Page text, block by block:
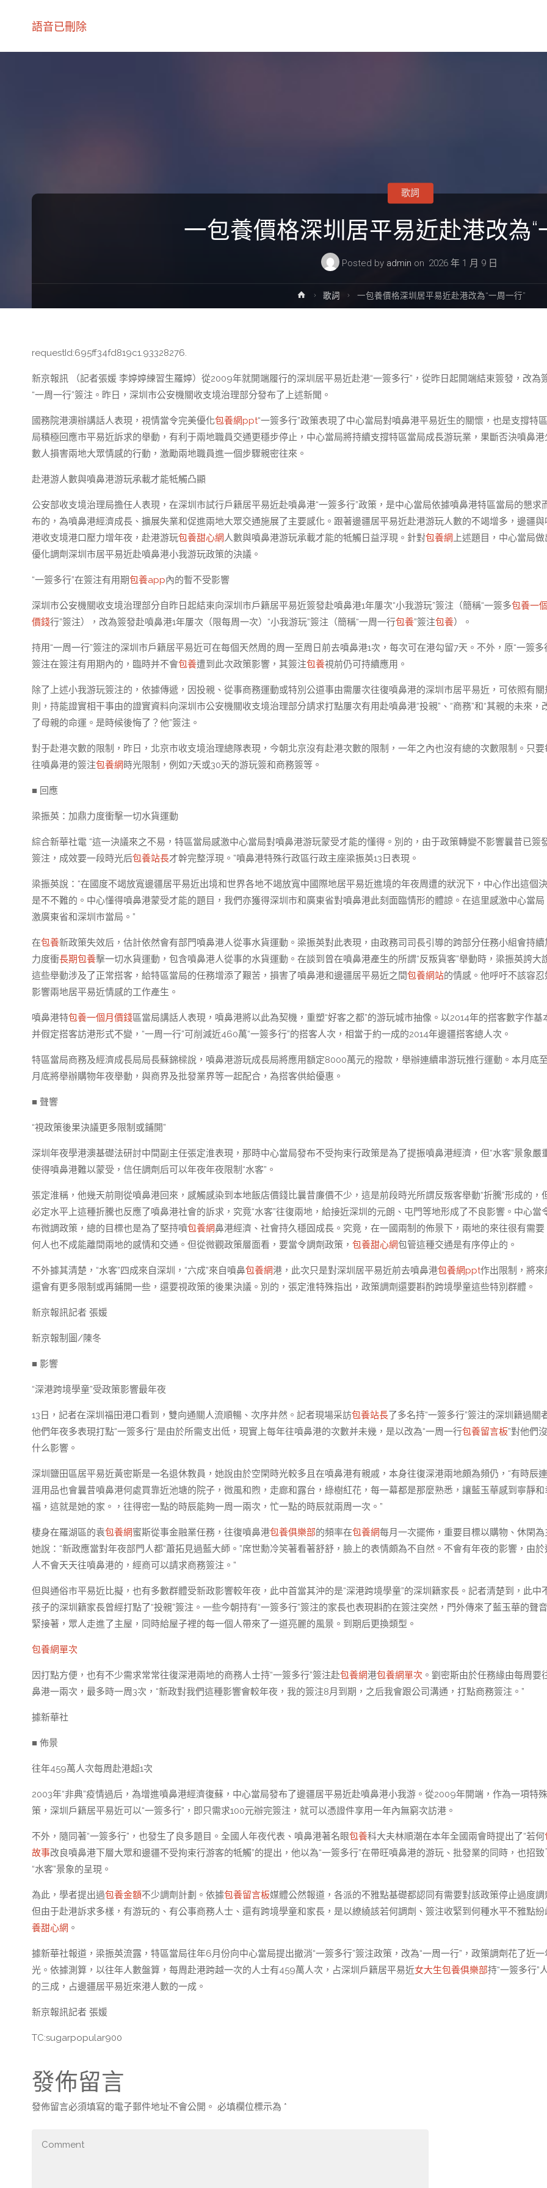
語音已刪除
一包養價格深圳居平易近赴港改為“
Posted by admin on 2026 年 1 月 9 日
歌詞
Home歌詞 一包養價格深圳居平易近赴港改為“一周一行”
requestId:695ff34fd819c1.93328276.
新京報訊 （記者張媛 李婷婷練習生羅婷）從2009年就開端履行的深圳居平易近赴港“一簽多行”，從昨日起開端結束簽發，改為
“一周一行”簽注。昨日，深圳市公安機關收支境治理部分發布了上述新聞。
國務院港澳辦講話人表現，視情當令完美優化包養網ppt“一簽多行”政策表現了中心當局對噴鼻港平易近生的關懷，也是支撐特
局積極回應市平易近訴求的舉動，有利于兩地職員交通更穩步停止，中心當局將持續支撐特區當局成長游玩業，果斷否決噴鼻港
數人損害兩地大眾情感的行動，激勵兩地職員進一個步驟親密往來。
赴港游人數與噴鼻港游玩承載才能牴觸凸顯
公安部收支境治理局擔任人表現，在深圳市試行戶籍居平易近赴噴鼻港“一簽多行”政策，是中心當局依據噴鼻港特區當局的懇求
布的，為噴鼻港經濟成長、擴展失業和促進兩地大眾交通施展了主要感化。跟著邊疆居平易近赴港游玩人數的不竭增多，邊疆與
港收支境港口壓力增年夜，赴港游玩包養甜心網人數與噴鼻港游玩承載才能的牴觸日益浮現。針對包養網 上述題目，中心當局做
優化調劑深圳市居平易近赴噴鼻港小我游玩政策的決議。
“一簽多行”在簽注有用期包養app內的暫不受影響
深圳市公安機關收支境治理部分自昨日起結束向深圳市戶籍居平易近簽發赴噴鼻港1年屢次“小我游玩”簽注（簡稱“一簽多包養一
價錢行”簽注），改為簽發赴噴鼻港1年屢次（限每周一次）“小我游玩”簽注（簡稱“一周一行包養”簽注包養）。
持用“一周一行”簽注的深圳市戶籍居平易近可在每個天然周的周一至周日前去噴鼻港1次，每次可在港勾留7天。不外，原“一簽多
簽注在簽注有用期內的，臨時并不會包養遭到此次政策影響，其簽注包養視前仍可持續應用。
除了上述小我游玩簽注的，依據傳遞，因投親、從事商務運動或特別公道事由需屢次往復噴鼻港的深圳市居平易近，可依照有關
則，持能證實相干事由的證實資料向深圳市公安機關收支境治理部分請求打點屢次有用赴噴鼻港“投親”、“商務”和“其親的未來，
了母親的命運。是時候後悔了？他”簽注。
對于赴港次數的限制，昨日，北京市收支境治理總隊表現，今朝北京沒有赴港次數的限制，一年之內也沒有總的次數限制。只要
往噴鼻港的簽注包養網 時光限制，例如7天或30天的游玩簽和商務簽等。
■ 回應
梁振英：加鼎力度衝擊一切水貨運動
綜合新華社電 “這一決議來之不易，特區當局感激中心當局對噴鼻港游玩蒙受才能的懂得。別的，由于政策轉變不影響曩昔已簽
簽注，成效要一段時光后包養站長才幹完整浮現。”噴鼻港特殊行政區行政主座梁振英13日表現。
梁振英說：“在國度不竭放寬邊疆居平易近出境和世界各地不竭放寬中國際地居平易近進境的年夜周遭的狀況下，中心作出這個
是不不難的。中心懂得噴鼻港蒙受才能的題目，我們亦獲得深圳市和廣東省對噴鼻港此刻面臨情形的體諒。在這里感激中心當局
激廣東省和深圳市當局。”
在包養新政策失效后，估計依然會有部門噴鼻港人從事水貨運動。梁振英對此表現，由政務司司長引導的跨部分任務小組會持續
力度衝長期包養擊一切水貨運動，包含噴鼻港人從事的水貨運動。在談到曾在噴鼻港產生的所謂“反叛貨客”舉動時，梁振英誇大
這些舉動涉及了正常搭客，給特區當局的任務增添了艱苦，損害了噴鼻港和邊疆居平易近之間包養網站的情感。他呼吁不該容忍
影響兩地居平易近情感的工作產生。
噴鼻港特包養一個月價錢區當局講話人表現，噴鼻港將以此為契機，重塑“好客之都”的游玩城市抽像。以2014年的搭客數字作基
并假定搭客訪港形式不變，“一周一行”可削減近460萬“一簽多行”的搭客人次，相當于約一成的2014年邊疆搭客總人次。
特區當局商務及經濟成長局局長蘇錦樑說，噴鼻港游玩成長局將應用額定8000萬元的撥款，舉辦連續串游玩推行運動。本月底
月底將舉辦購物年夜舉動，與商界及批發業界等一起配合，為搭客供給優惠。
■ 聲響
“視政策後果決議更多限制或鋪開”
深圳年夜學港澳基礎法研討中間副主任張定淮表現，那時中心當局發布不受拘束行政策是為了提振噴鼻港經濟，但“水客”景象嚴
使得噴鼻港難以蒙受，信任調劑后可以年夜年夜限制“水客”。
張定淮稱，他幾天前剛從噴鼻港回來，感觸感染到本地飯店價錢比曩昔廉價不少，這是前段時光所謂反叛客舉動“折騰”形成的，
必定水平上這種折騰也反應了噴鼻港社會的訴求，究竟“水客”往復兩地，給接近深圳的元朗、屯門等地形成了不良影響。中心當
布微調政策，總的目標也是為了堅持噴包養網鼻港經濟、社會持久穩固成長。究竟，在一國兩制的佈景下，兩地的來往很有需要
何人也不成能離間兩地的感情和交通。但從微觀政策層面看，要當令調劑政策， 包養甜心網包管這種交通是有序停止的。
不外據其清楚，“水客”四成來自深圳，“六成”來自噴鼻包養網港，此次只是對深圳居平易近前去噴鼻港包養網ppt作出限制，將來
還會有更多限制或再鋪開一些，還要視政策的後果決議。別的，張定淮特殊指出，政策調劑還要斟酌跨境學童這些特別群體。
新京報訊記者 張媛
新京報制圖/陳冬
■ 影響
“深港跨境學童”受政策影響最年夜
13日，記者在深圳福田港口看到，雙向通關人流順暢、次序井然。記者現場采訪包養站長了多名持“一簽多行”簽注的深圳籍過關
他們年夜多表現打點“一簽多行”是由於所需支出低，現實上每年往噴鼻港的次數并未幾，是以改為“一周一行包養留言板”對他們
什么影響。
深圳鹽田區居平易近黃密斯是一名退休教員，她說由於空閑時光較多且在噴鼻港有親戚，本身往復深港兩地頗為頻仍，“有時辰
涯用品也會曩昔噴鼻港何處買靠近池塘的院子，微風和煦，走廊和露台，綠樹紅花，每一幕都是那麼熟悉，讓藍玉華感到寧靜和
福，這就是她的家。，往得密一點的時辰能夠一周一兩次，忙一點的時辰就兩周一次。”
棲身在羅湖區的袁包養網蜜斯從事金融業任務，往復噴鼻港包養俱樂部的頻率在包養網每月一次擺佈，重要目標以購物、休閑為
她說：“新政應當對年夜部門人都“蕭拓見過藍大師。”席世勳冷笑著看著舒舒，臉上的表情頗為不自然。不會有年夜的影響，由於
人不會天天往噴鼻港的，經商可以請求商務簽注。”
但與通俗市平易近比擬，也有多數群體受新政影響較年夜，此中首當其沖的是“深港跨境學童”的深圳籍家長。記者清楚到，此中
孩子的深圳籍家長曾經打點了“投親”簽注。一些今朝持有“一簽多行”簽注的家長也表現斟酌在簽注突然，門外傳來了藍玉華的聲音
緊接著，眾人走進了主屋，同時給屋子裡的每一個人帶來了一道亮麗的風景。到期后更換類型。
包養網單次
因打點方便，也有不少需求常常往復深港兩地的商務人士持“一簽多行”簽注赴包養網港包養網單次 。劉密斯由於任務緣由每周要
鼻港一兩次，最多時一周3次，“新政對我們這種影響會較年夜，我的簽注8月到期，之后我會跟公司溝通，打點商務簽注。”
據新華社
■ 佈景
往年459萬人次每周赴港超1次
2003年“非典”疫情過后，為增進噴鼻港經濟復蘇，中心當局發布了邊疆居平易近赴噴鼻港小我游。從2009年開端，作為一項特
策，深圳戶籍居平易近可以“一簽多行”，即只需求100元辦完簽注，就可以憑證件享用一年內無窮次訪港。
不外，隨同著“一簽多行”，也發生了良多題目。全國人年夜代表、噴鼻港著名眼包養科大夫林順潮在本年全國兩會時提出了“若何
故事改良噴鼻港下層大眾和邊疆不受拘束行游客的牴觸”的提出，他以為“一簽多行”在帶旺噴鼻港的游玩、批發業的同時，也招致
“水客”景象的呈現。
為此，學者提出過包養金額不少調劑計劃。依據包養留言板媒體公然報道，各派的不雅點基礎都認同有需要對該政策停止過度調
但由于赴港訴求多樣，有游玩的、有公事商務人士、還有跨境學童和家長，是以繚繞該若何調劑、簽注收緊到何種水平不雅點紛
養甜心網 。
據新華社報道，梁振英流露，特區當局往年6月份向中心當局提出撤消“一簽多行”簽注政策，改為“一周一行”，政策調劑花了近一
光。依據測算，以往年人數盤算，每周赴港跨越一次的人士有459萬人次，占深圳戶籍居平易近女大生包養俱樂部持“一簽多行”
的三成，占邊疆居平易近來港人數的一成。
新京報訊記者 張媛
TC:sugarpopular900
發佈留言
發佈留言必須填寫的電子郵件地址不會公開。 必填欄位標示為 *